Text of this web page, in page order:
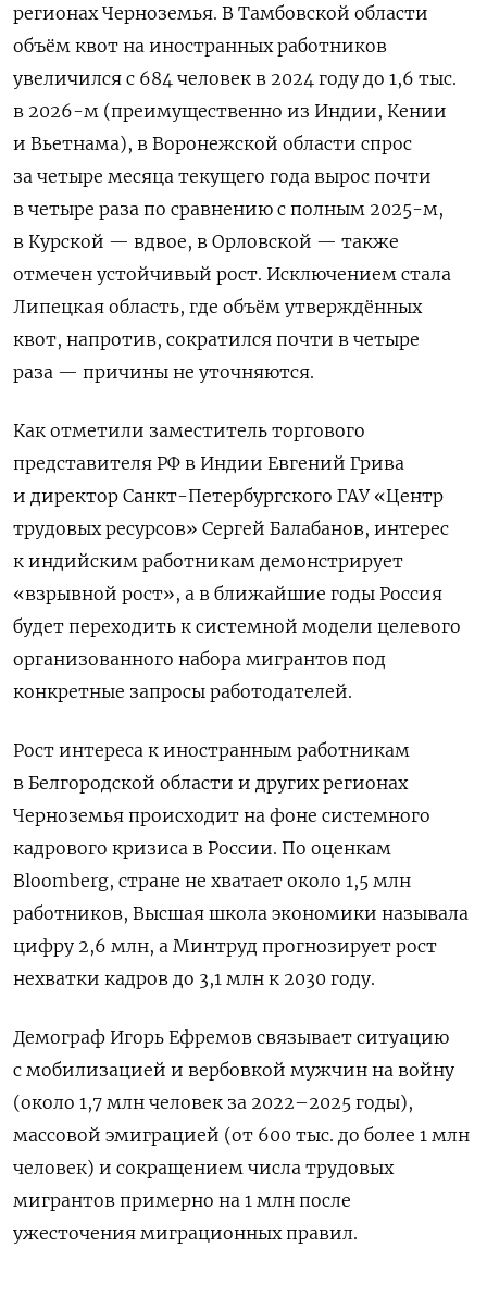
регионах Черноземья. В Тамбовской области
объём квот на иностранных работников
увеличился с 684 человек в 2024 году до 1,6 тыс.
в 2026-м (преимущественно из Индии, Кении
и Вьетнама), в Воронежской области спрос
за четыре месяца текущего года вырос почти
в четыре раза по сравнению с полным 2025-м,
в Курской — вдвое, в Орловской — также
отмечен устойчивый рост. Исключением стала
Липецкая область, где объём утверждённых
квот, напротив, сократился почти в четыре
раза — причины не уточняются.
Как отметили заместитель торгового
представителя РФ в Индии Евгений Грива
и директор Санкт-Петербургского ГАУ «Центр
трудовых ресурсов» Сергей Балабанов, интерес
к индийским работникам демонстрирует
«взрывной рост», а в ближайшие годы Россия
будет переходить к системной модели целевого
организованного набора мигрантов под
конкретные запросы работодателей.
Рост интереса к иностранным работникам
в Белгородской области и других регионах
Черноземья происходит на фоне системного
кадрового кризиса в России. По оценкам
Bloomberg, стране не хватает около 1,5 млн
работников, Высшая школа экономики называла
цифру 2,6 млн, а Минтруд прогнозирует рост
нехватки кадров до 3,1 млн к 2030 году.
Демограф Игорь Ефремов связывает ситуацию
с мобилизацией и вербовкой мужчин на войну
(около 1,7 млн человек за 2022–2025 годы),
массовой эмиграцией (от 600 тыс. до более 1 млн
человек) и сокращением числа трудовых
мигрантов примерно на 1 млн после
ужесточения миграционных правил.